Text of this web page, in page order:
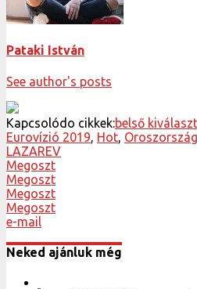
Pataki István
See author's posts
Kapcsolódo cikkek:belső
Eurovízió 2019 Hot Oroszország
LAZAREV
Megoszt
Megoszt
Megoszt
Megoszt
e-mail
Neked ajánluk még